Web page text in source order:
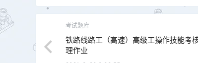
考试题库
铁路线路工（高速）高级工操作技能考
理作业